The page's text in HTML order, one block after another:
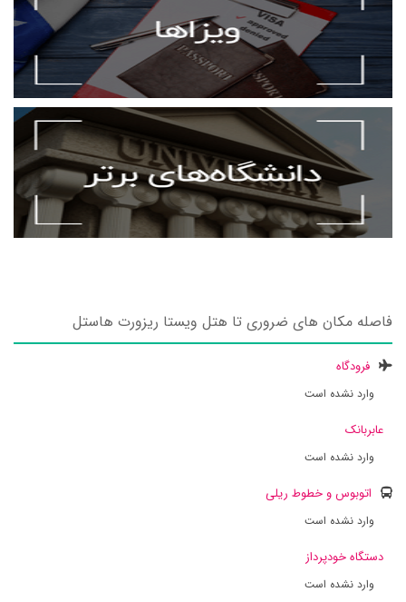
فاصله مکان های ضروری تا هتل ویستا ریزورت هاستل
فرودگاه
وارد نشده است
عابربانک
وارد نشده است
اتوبوس و خطوط ریلی
وارد نشده است
دستگاه خودپرداز
وارد نشده است